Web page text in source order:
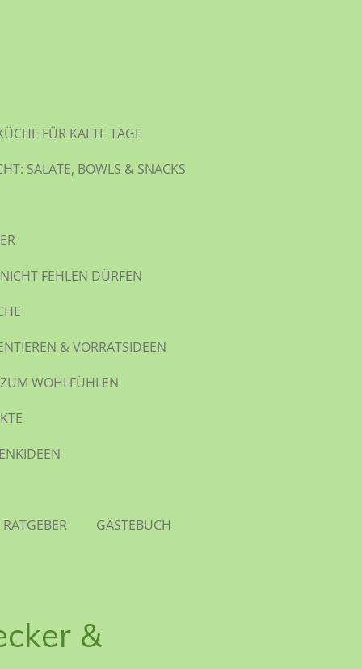
FÜR KALTE TAGE
SALATE, BOWLS & SNACKS
FEHLEN DÜRFEN
& VORRATSIDEEN
WOHLFÜHLEN
GÄSTEBUCH
&